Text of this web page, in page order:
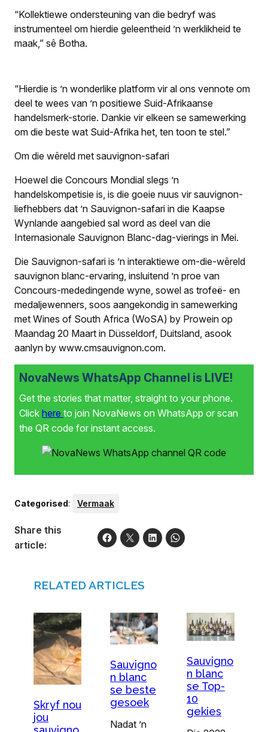
“Kollektiewe ondersteuning van die bedryf was
instrumenteel om hierdie geleentheid ’n werklikheid te
maak,” sê Botha.
“Hierdie is ’n wonderlike platform vir al ons vennote om
deel te wees van ’n positiewe Suid-Afrikaanse
handelsmerk-storie. Dankie vir elkeen se samewerking
om die beste wat Suid-Afrika het, ten toon te stel.”
Om die wêreld met sauvignon-safari
Hoewel die Concours Mondial slegs ’n
handelskompetisie is, is die goeie nuus vir sauvignon-
liefhebbers dat ’n Sauvignon-safari in die Kaapse
Wynlande aangebied sal word as deel van die
Internasionale Sauvignon Blanc-dag-vierings in Mei.
Die Sauvignon-safari is ’n interaktiewe om-die-wêreld
sauvignon blanc-ervaring, insluitend ’n proe van
Concours-mededingende wyne, sowel as trofeë- en
medaljewenners, soos aangekondig in samewerking
met Wines of South Africa (WoSA) by Prowein op
Maandag 20 Maart in Düsseldorf, Duitsland, asook
aanlyn by www.cmsauvignon.com.
NovaNews WhatsApp Channel is LIVE!
Get the stories that matter, straight to your phone.
Click here to join NovaNews on WhatsApp or scan
the QR code for instant access.
Categorised: Vermaak
Share this
article:
RELATED ARTICLES
Skryf nou
jou
Sauvigno
n blanc
se beste
gesoek
Nadat ’n
Sauvigno
n blanc
se Top-
10
gekies